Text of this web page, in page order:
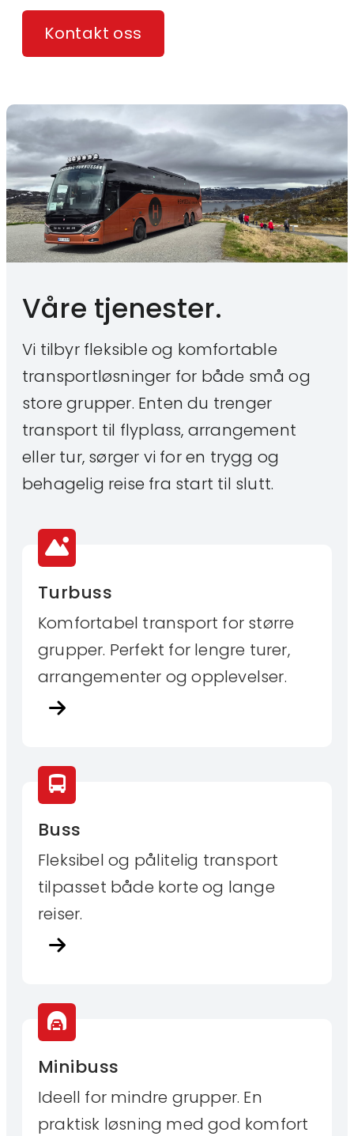
Kontakt oss
Våre tjenester.
Vi tilbyr fleksible og komfortable
transportløsninger for både små og
store grupper. Enten du trenger
transport til flyplass, arrangement
eller tur, sørger vi for en trygg og
behagelig reise fra start til slutt.
Turbuss
Komfortabel transport for større
grupper. Perfekt for lengre turer,
arrangementer og opplevelser.
Buss
Fleksibel og pålitelig transport
tilpasset både korte og lange
reiser.
Minibuss
Ideell for mindre grupper. En
praktisk løsning med god komfort